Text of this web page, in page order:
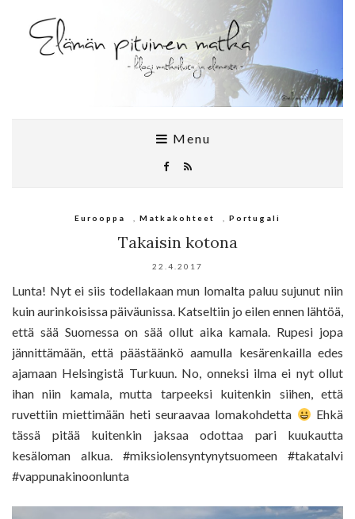
Menu
Eurooppa Matkakohteet Portugali
Takaisin kotona
22.4.2017
Lunta! Nyt ei siis todellakaan mun lomalta paluu sujunut niin
kuin aurinkoisissa päiväunissa. Katseltiin jo eilen ennen lähtöä,
että sää Suomessa on sää ollut aika kamala. Rupesi jopa
jännittämään, että päästäänkö aamulla kesärenkailla edes
ajamaan Helsingistä Turkuun. No, onneksi ilma ei nyt ollut
ihan niin kamala, mutta tarpeeksi kuitenkin siihen, että
ruvettiin miettimään heti seuraavaa lomakohdetta
Ehkä
tässä pitää kuitenkin jaksaa odottaa pari kuukautta
kesäloman alkua. #miksiolensyntynytsuomeen #takatalvi
#vappunakinoonlunta